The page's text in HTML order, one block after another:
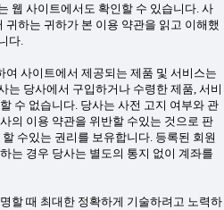
웹 사이트에서도 확인할 수 있습니다. 사
하는 귀하가 본 이용 약관을 읽고 이해했
다.
사이트에서 제공되는 제품 및 서비스는
는 당사에서 구입하거나 수령한 제품, 서비
수 없습니다. 당사는 사전 고지 여부와 관
의 이용 약관을 위반할 수있는 것으로 판
수있는 권리를 보유합니다. 등록된 회원
는 경우 당사는 별도의 통지 없이 계좌를
할 때 최대한 정확하게 기술하려고 노력하